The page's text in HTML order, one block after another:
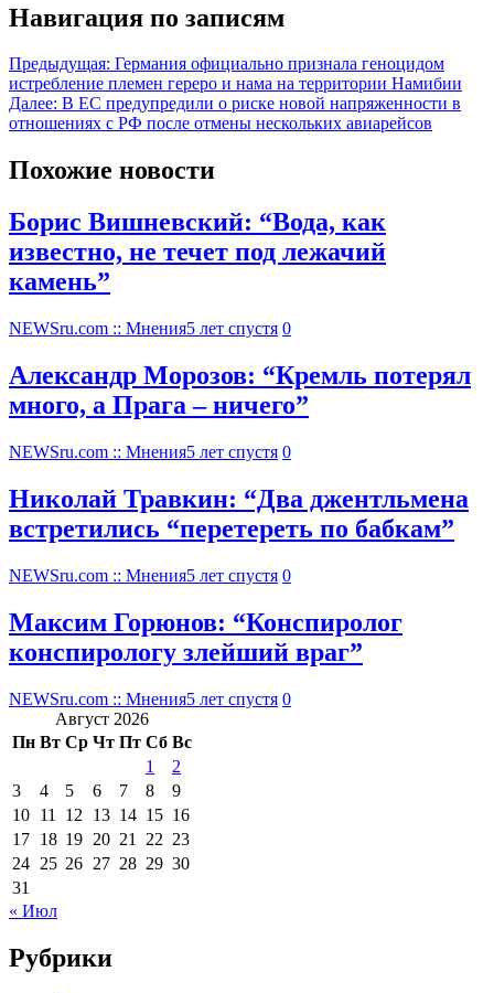
Навигация по записям
Предыдущая: Германия официально признала геноцидом
истребление племен гереро и нама на территории Намибии
Далее: В ЕС предупредили о риске новой напряженности в
отношениях с РФ после отмены нескольких авиарейсов
Похожие новости
Борис Вишневский: “Вода, как
известно, не течет под лежачий
камень”
NEWSru.com :: Мнения5 лет спустя 0
Александр Морозов: “Кремль потерял
много, а Прага – ничего”
NEWSru.com :: Мнения5 лет спустя 0
Николай Травкин: “Два джентльмена
встретились “перетереть по бабкам”
NEWSru.com :: Мнения5 лет спустя 0
Максим Горюнов: “Конспиролог
конспирологу злейший враг”
NEWSru.com :: Мнения5 лет спустя 0
Август 2026
Пн Вт Ср Чт Пт Сб Вс
1
2
3
4 5 6 7 8
9
10 11 12 13 14 15 16
17 18 19 20 21 22 23
24 25 26 27 28 29 30
31
« Июл
Рубрики